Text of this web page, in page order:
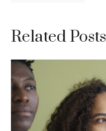
Related Posts